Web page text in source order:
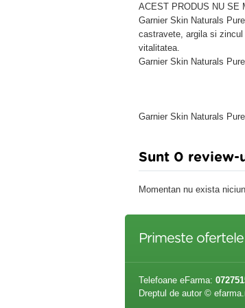
ACEST PRODUS NU SE
Garnier Skin Naturals
castravete, argila si
vitalitatea.
Garnier Skin Naturals
Garnier Skin Naturals
Sunt 0 review-
Momentan nu exista
Primeste ofertele
Telefoane eFarma:
Dreptul de autor ©